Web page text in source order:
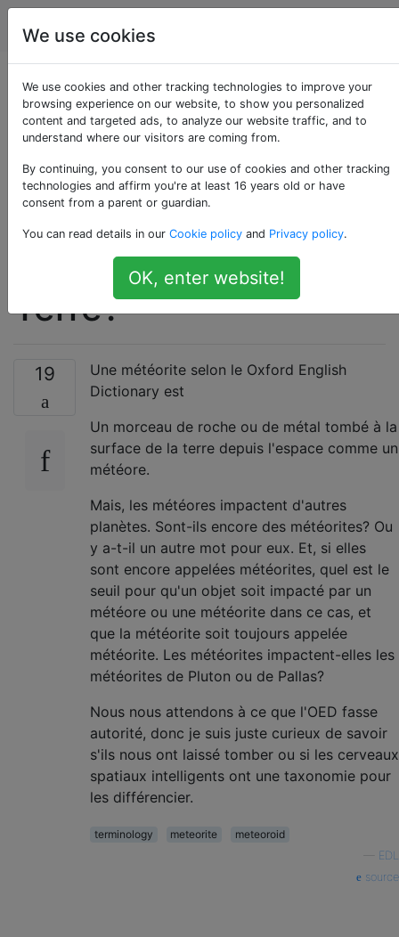
Astronomie
Quel est le nom des
météorites qui ont
frappé la Lune, Mars
ou à peu près tout ce
qui n'est pas la
Terre?
19
Une météorite selon le Oxford English
Dictionary est
Un morceau de roche ou de métal tombé à la
surface de la terre depuis l'espace comme un
météore.
Mais, les météores impactent d'autres
planètes. Sont-ils encore des météorites? Ou
y a-t-il un autre mot pour eux. Et, si elles
sont encore appelées météorites, quel est le
seuil pour qu'un objet soit impacté par un
météore ou une météorite dans ce cas, et
que la météorite soit toujours appelée
météorite. Les météorites impactent-elles les
météorites de Pluton ou de Pallas?
Nous nous attendons à ce que l'OED fasse
autorité, donc je suis juste curieux de savoir
s'ils nous ont laissé tomber ou si les cerveaux
spatiaux intelligents ont une taxonomie pour
les différencier.
terminology meteorite
meteoroid
EDL
source
We use cookies
We use cookies and other tracking technologies to improve your
browsing experience on our website, to show you personalized
content and targeted ads, to analyze our website traffic, and to
understand where our visitors are coming from.
By continuing, you consent to our use of cookies and other tracking
technologies and affirm you're at least 16 years old or have
consent from a parent or guardian.
You can read details in our Cookie policy and Privacy policy.
OK, enter website!